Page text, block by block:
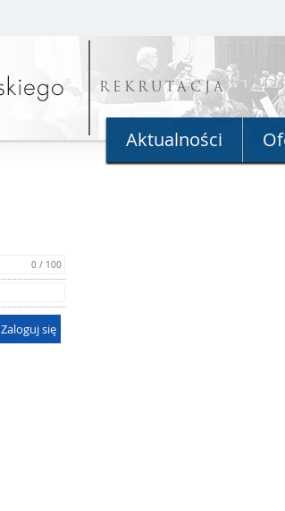
REKRUTACJA
Aktualności
0 / 100
Zaloguj się